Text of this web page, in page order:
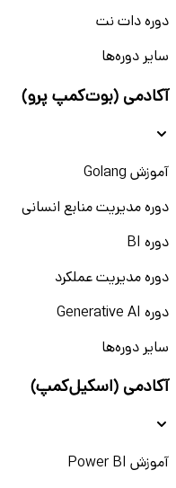
دوره دات نت
سایر دوره‌ها
آکادمی (بوت‌کمپ پرو)
آموزش Golang
دوره مدیریت منابع انسانی
دوره BI
دوره مدیریت عملکرد
دوره Generative AI
سایر دوره‌ها
آکادمی (اسکیل‌کمپ)
آموزش Power BI